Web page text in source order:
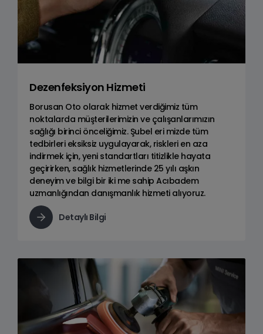
Dezenfeksiyon Hizmeti
Borusan Oto olarak hizmet verdiğimiz tüm
noktalarda müşterilerimizin ve çalışanlarımızın
sağlığı birinci önceliğimiz. Şubel eri mizde tüm
tedbirleri eksiksiz uygulayarak, riskleri en aza
indirmek için, yeni standartları titizlikle hayata
geçirirken, sağlık hizmetlerinde 25 yılı aşkın
deneyim ve bilgi bir iki me sahip Acıbadem
uzmanlığından danışmanlık hizmeti alıyoruz.
Detaylı Bilgi